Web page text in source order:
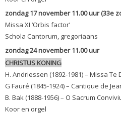
zondag 17 november 11.00 uur (33e
Missa XI ‘Orbis factor’
Schola Cantorum, gregoriaans
zondag 24 november 11.00 uur
CHRISTUS KONING
H. Andriessen (1892-1981) – Missa
G Fauré (1845-1924) – Cantique de
B. Bak (1888-1956) – O Sacrum
Koor en orgel